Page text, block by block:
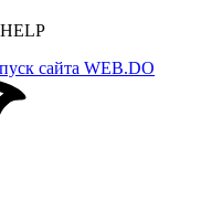
сайта WEB.DO